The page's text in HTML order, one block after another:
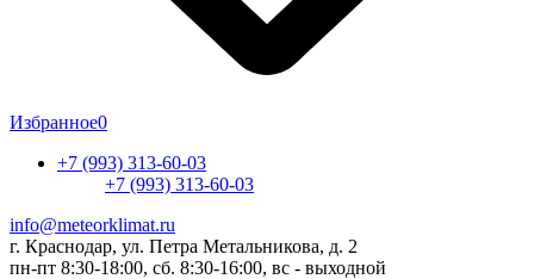
Избранное0
+7 (993) 313-60-03
+7 (993) 313-60-03
info@meteorklimat.ru
г. Краснодар, ул. Петра Метальникова, д. 2
пн-пт 8:30-18:00, сб. 8:30-16:00, вс - выходной